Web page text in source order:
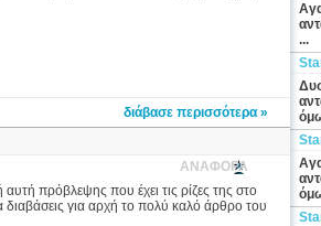
διάβασε περισσότερα »
ΑΝΑΦΟΡΑ
πρόβλεψης που έχει τις ρίζες της στο
για αρχή το πολύ καλό άρθρο του
...